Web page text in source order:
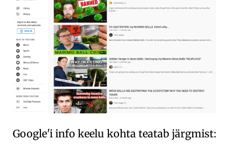
Google'i info keelu kohta teatab järgmist: